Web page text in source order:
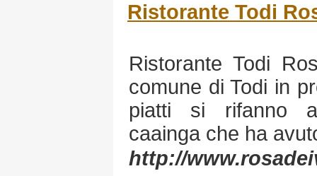
Ristorante Todi
Ristorante Todi
comune di Todi in
piatti si rifanno
caainga che ha
http://